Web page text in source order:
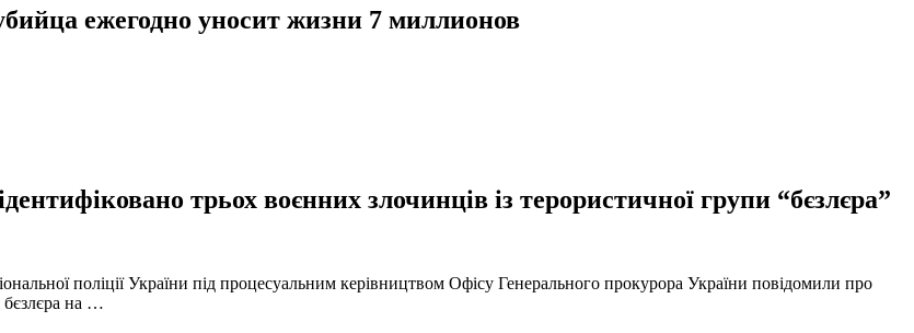
ежегодно уносит жизни 7 миллионов
трьох воєнних злочинців із терористичної групи “бєзлєра”
поліції України під процесуальним керівництвом Офісу Генерального прокурора України повідомили про
бєзлєра на …